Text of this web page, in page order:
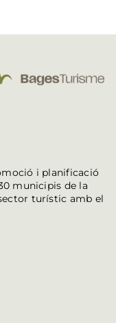
i planificació
municipis de la
turístic amb el